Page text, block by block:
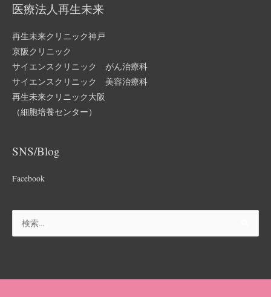
医療法人再生未来
再生未来クリニック神戸
京阪クリニック
サイエンスクリニック がん治療科
サイエンスクリニック 美容治療科
再生未来クリニック大阪
（細胞培養センター）
SNS/Blog
Facebook
索